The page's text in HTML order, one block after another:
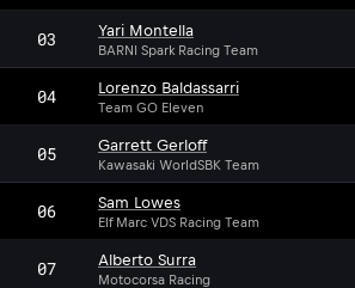
03 Yari Montella
BARNI Spark Racing Team
04 Lorenzo Baldassarri
Team GO Eleven
05 Garrett Gerloff
Kawasaki WorldSBK Team
06 Sam Lowes
Elf Marc VDS Racing Team
07 Alberto Surra
Motocorsa Racing